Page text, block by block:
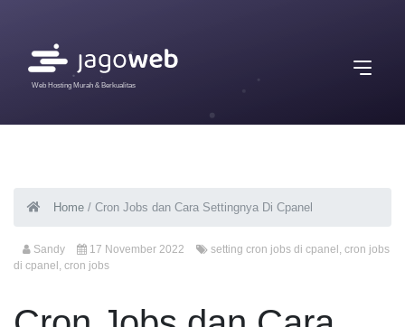
Web Hosting Murah & Berkualitas
Home / Cron Jobs dan Cara Settingnya Di Cpanel
Sandy 17 November 2022 setting cron jobs di cpanel , cron jobs
di cpanel , cron jobs